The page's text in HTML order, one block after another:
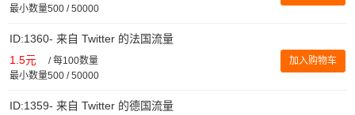
最小数量500 / 50000
ID:1360- 来自 Twitter 的法国流量
1.5元 /每100数量
最小数量500 / 50000
加入购物车
ID:1359- 来自 Twitter 的德国流量